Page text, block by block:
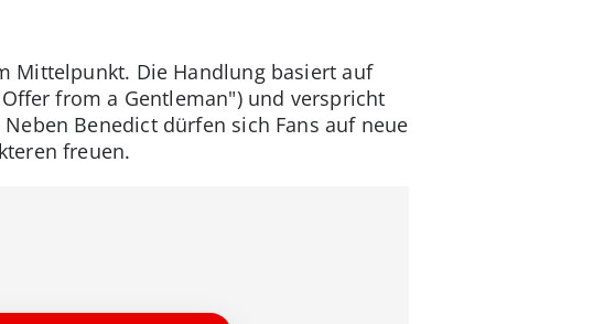
Mittelpunkt. Die Handlung basiert auf
from a Gentleman") und verspricht
Benedict dürfen sich Fans auf neue
freuen.